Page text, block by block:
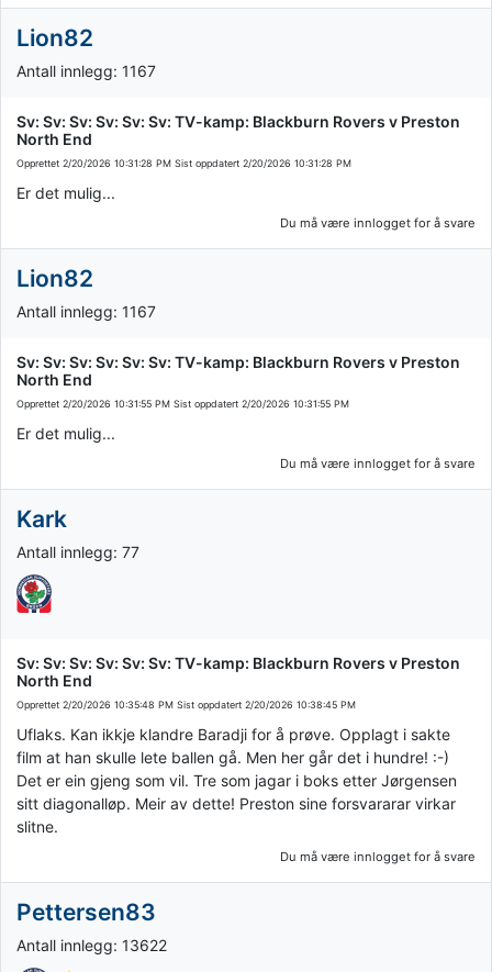
Lion82
Antall innlegg: 1167
Sv: Sv: Sv: Sv: Sv: Sv: TV-kamp: Blackburn Rovers v Preston
North End
Opprettet 2/20/2026 10:31:28 PM Sist oppdatert 2/20/2026 10:31:28 PM
Er det mulig...
Du må være innlogget for å svare
Lion82
Antall innlegg: 1167
Sv: Sv: Sv: Sv: Sv: Sv: TV-kamp: Blackburn Rovers v Preston
North End
Opprettet 2/20/2026 10:31:55 PM Sist oppdatert 2/20/2026 10:31:55 PM
Er det mulig...
Du må være innlogget for å svare
Kark
Antall innlegg: 77
Sv: Sv: Sv: Sv: Sv: Sv: TV-kamp: Blackburn Rovers v Preston
North End
Opprettet 2/20/2026 10:35:48 PM Sist oppdatert 2/20/2026 10:38:45 PM
Uflaks. Kan ikkje klandre Baradji for å prøve. Opplagt i sakte
film at han skulle lete ballen gå. Men her går det i hundre! :-)
Det er ein gjeng som vil. Tre som jagar i boks etter Jørgensen
sitt diagonalløp. Meir av dette! Preston sine forsvararar virkar
slitne.
Du må være innlogget for å svare
Pettersen83
Antall innlegg: 13622